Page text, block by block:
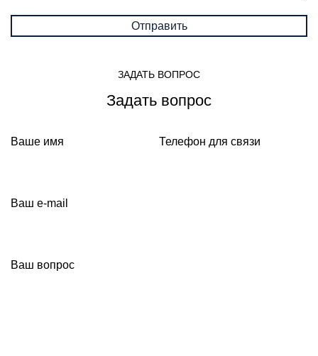
ЗАДАТЬ ВОПРОС
Задать вопрос
Ваше имя Телефон для связи
Ваш e-mail
Ваш вопрос